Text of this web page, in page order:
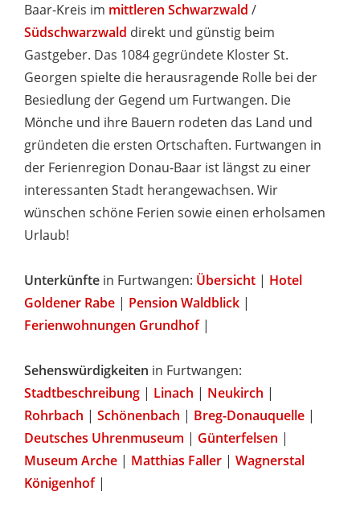
Baar-Kreis im mittleren Schwarzwald /
Südschwarzwald direkt und günstig beim
Gastgeber. Das 1084 gegründete Kloster St.
Georgen spielte die herausragende Rolle bei der
Besiedlung der Gegend um Furtwangen. Die
Mönche und ihre Bauern rodeten das Land und
gründeten die ersten Ortschaften. Furtwangen in
der Ferienregion Donau-Baar ist längst zu einer
interessanten Stadt herangewachsen. Wir
wünschen schöne Ferien sowie einen erholsamen
Urlaub!
Unterkünfte in Furtwangen: Übersicht | Hotel
Goldener Rabe | Pension Waldblick |
Ferienwohnungen Grundhof|
Sehenswürdigkeiten in Furtwangen:
Stadtbeschreibung | Linach | Neukirch |
Rohrbach | Schönenbach | Breg-Donauquelle |
Deutsches Uhrenmuseum | Günterfelsen |
Museum Arche | Matthias Faller | Wagnerstal
Königenhof|